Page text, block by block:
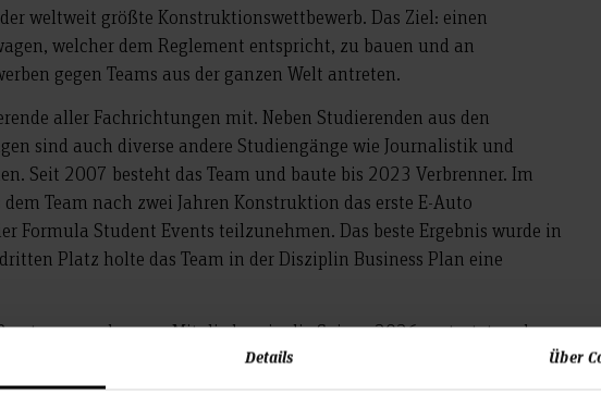
Details Über
weltweit größte Konstruktionswettbewerb. Das Ziel: einen
welcher dem Reglement entspricht, zu bauen und an
gegen Teams aus der ganzen Welt antreten.
aller Fachrichtungen mit. Neben Studierenden aus den
sind auch diverse andere Studiengänge wie Journalistik und
Seit 2007 besteht das Team und baute bis 2023 Verbrenner. Im
Team nach zwei Jahren Konstruktion das erste E-Auto
Formula Student Events teilzunehmen. Das beste Ergebnis wurde in
Platz holte das Team in der Disziplin Business Plan eine
und neuen Mitgliedern in die Saison 2026 gestartet und
an der Konstruktion des neuen Rennwagens, dem P26. Mit
2026 auf verschiedenen Events auf Pokaljagd gegangen